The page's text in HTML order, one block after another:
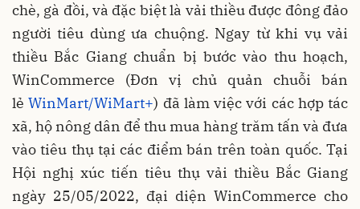
chè, gà đồi, và đặc biệt là vải thiều được đông đảo
người tiêu dùng ưa chuộng. Ngay từ khi vụ vải
thiều Bắc Giang chuẩn bị bước vào thu hoạch,
WinCommerce (Đơn vị chủ quản chuỗi bán
lẻWinMart/WiMart+) đã làm việc với các hợp tác
xã, hộ nông dân để thu mua hàng trăm tấn và đưa
vào tiêu thụ tại các điểm bán trên toàn quốc. Tại
Hội nghị xúc tiến tiêu thụ vải thiều Bắc Giang
ngày 25/05/2022, đại diện WinCommerce cho